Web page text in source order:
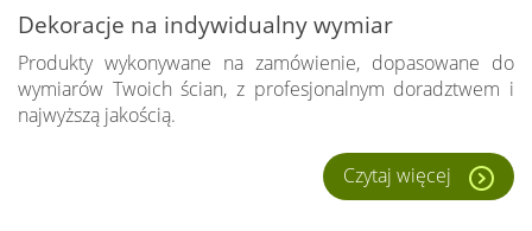
Dekoracje na indywidualny wymiar
Produkty wykonywane na zamówienie, dopasowane do
wymiarów Twoich ścian, z profesjonalnym doradztwem i
najwyższą jakością.
Czytaj więcej